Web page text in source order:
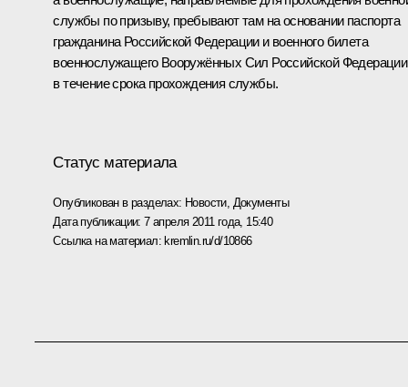
службы по призыву, пребывают там на основании паспорта
гражданина Российской Федерации и военного билета
военнослужащего Вооружённых Сил Российской Федерации
в течение срока прохождения службы.
Статус материала
Опубликован в разделах: Новости, Документы
Дата публикации:7 апреля 2011 года, 15:40
Ссылка на материал: kremlin.ru/d/10866